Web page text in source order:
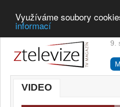
Využíváme soubory
informací
9.
VIDEO